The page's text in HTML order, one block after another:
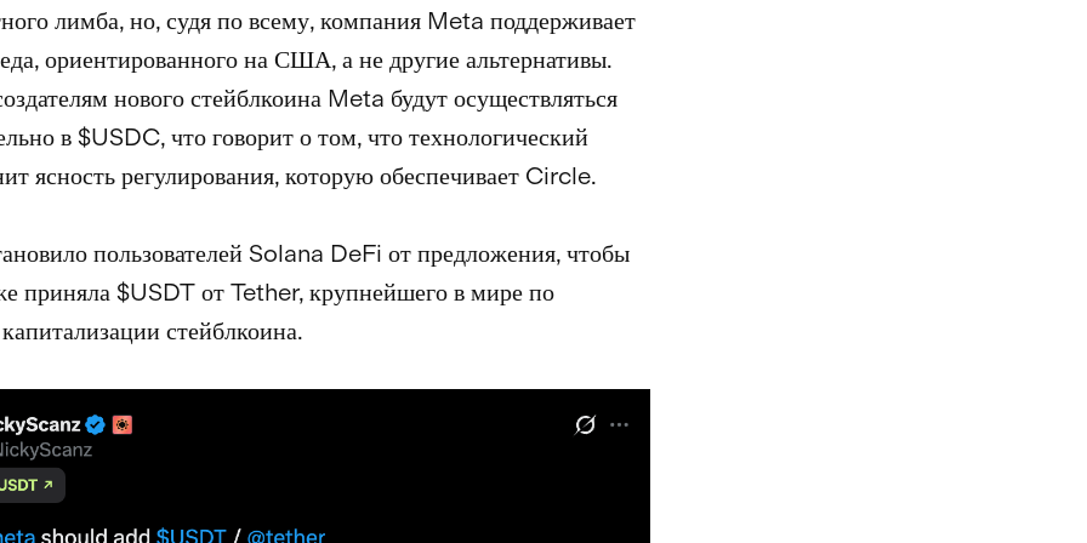
лимба, но, судя по всему, компания Meta поддерживает
ориентированного на США, а не другие альтернативы.
нового стейблкоина Meta будут осуществляться
в $USDC, что говорит о том, что технологический
ясность регулирования, которую обеспечивает Circle.
пользователей Solana DeFi от предложения, чтобы
приняла $USDT от Tether, крупнейшего в мире по
стейблкоина.